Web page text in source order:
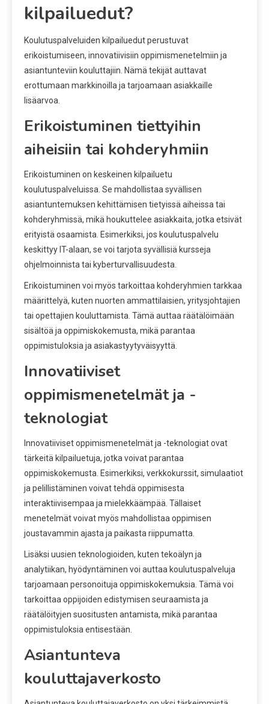
kilpailuedut?
Koulutuspalveluiden kilpailuedut perustuvat
erikoistumiseen, innovatiivisiin oppimismenetelmiin ja
asiantunteviin kouluttajiin. Nämä tekijät auttavat
erottumaan markkinoilla ja tarjoamaan asiakkaille
lisäarvoa.
Erikoistuminen tiettyihin
aiheisiin tai kohderyhmiin
Erikoistuminen on keskeinen kilpailuetu
koulutuspalveluissa. Se mahdollistaa syvällisen
asiantuntemuksen kehittämisen tietyissä aiheissa tai
kohderyhmissä, mikä houkuttelee asiakkaita, jotka etsivät
erityistä osaamista. Esimerkiksi, jos koulutuspalvelu
keskittyy IT-alaan, se voi tarjota syvällisiä kursseja
ohjelmoinnista tai kyberturvallisuudesta.
Erikoistuminen voi myös tarkoittaa kohderyhmien tarkkaa
määrittelyä, kuten nuorten ammattilaisien, yritysjohtajien
tai opettajien kouluttamista. Tämä auttaa räätälöimään
sisältöä ja oppimiskokemusta, mikä parantaa
oppimistuloksia ja asiakastyytyväisyyttä.
Innovatiiviset
oppimismenetelmät ja -
teknologiat
Innovatiiviset oppimismenetelmät ja -teknologiat ovat
tärkeitä kilpailuetuja, jotka voivat parantaa
oppimiskokemusta. Esimerkiksi, verkkokurssit, simulaatiot
ja pelillistäminen voivat tehdä oppimisesta
interaktiivisempaa ja mielekkäämpää. Tällaiset
menetelmät voivat myös mahdollistaa oppimisen
joustavammin ajasta ja paikasta riippumatta.
Lisäksi uusien teknologioiden, kuten tekoälyn ja
analytiikan, hyödyntäminen voi auttaa koulutuspalveluja
tarjoamaan personoituja oppimiskokemuksia. Tämä voi
tarkoittaa oppijoiden edistymisen seuraamista ja
räätälöityjen suositusten antamista, mikä parantaa
oppimistuloksia entisestään.
Asiantunteva
kouluttajaverkosto